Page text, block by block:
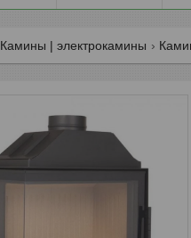
Камины | электрокамины